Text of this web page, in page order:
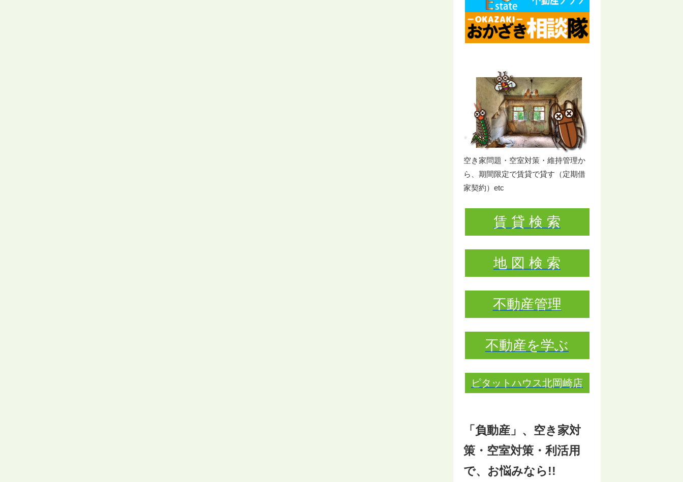
空き家問題・空室対策・維持管理か
ら、期間限定で賃貸で貸す（定期借
家契約）etc
賃 貸 検 索
地 図 検 索
不動産管理
不動産を学ぶ
ピタットハウス北岡崎店
「負動産」、空き家対
策・空室対策・利活用
で、お悩みなら!!